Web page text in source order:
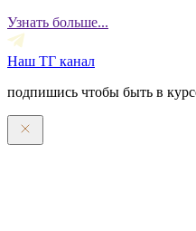
Узнать больше...
Наш ТГ канал
подпишись чтобы быть в